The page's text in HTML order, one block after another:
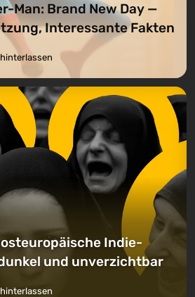
Man: Brand New Day —
Interessante Fakten
Indie-
und unverzichtbar